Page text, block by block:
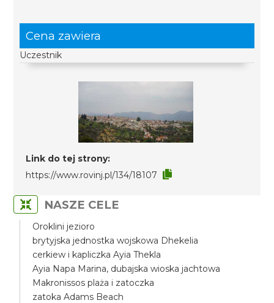
Cena zawiera
Uczestnik
Link do tej strony:
https://www.rovinj.pl/134/18107
NASZE CELE
Oroklini jezioro
brytyjska jednostka wojskowa Dhekelia
cerkiew i kapliczka Ayia Thekla
Ayia Napa Marina, dubajska wioska jachtowa
Makronissos plaża i zatoczka
zatoka Adams Beach